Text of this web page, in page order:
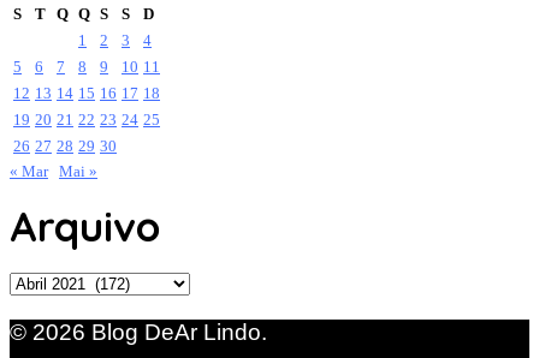
S
T Q Q S S
D
1
2 3
4
5
6 7 8 9 10 11
12 13 14 15 16 17 18
19 20 21 22 23 24 25
26 27 28 29 30
« Mar Mai »
Arquivo
Arquivo
© 2026 Blog DeAr Lindo.